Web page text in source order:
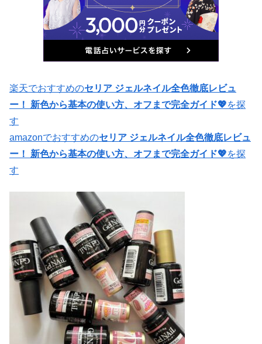
楽天でおすすめのセリア ジェルネイル全色徹底レビュ
ー！ 新色から基本の使い方、オフまで完全ガイド💖を探
す
amazonでおすすめのセリア ジェルネイル全色徹底レビュ
ー！ 新色から基本の使い方、オフまで完全ガイド💖を探
す